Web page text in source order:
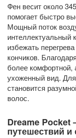
Фен весит около
помогает быстро
Мощный поток
интеллектуальный
избежать
кончиков.
более комфортной,
ухоженный вид.
становится
волос.
Dreame
путешествий